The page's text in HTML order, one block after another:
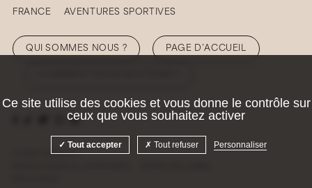
FRANCE AVENTURES SPORTIVES
QUI SOMMES NOUS ? PAGE D’ACCUEIL
© 2026 Hellolaroux
Ce site utilise des cookies et vous donne le contrôle sur
ceux que vous souhaitez activer
Tout accepter Tout refuser Personnaliser